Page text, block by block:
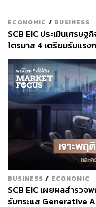
ประเทศที่กำลังพัฒนาด้ว
เข้าแก่สินค้า เพื่อให้เสีย
สินค้าจากประเทศพัฒนา
จะเป็นผู้ให้แต่เพียงฝ่ายเ
(Unilateral) ซึ่งไทยเราไ
เช่น สหรัฐอเมริกา, แคน
แลนด์, นอร์เวย์, ตุรกี แ
สหรัฐอเมริกานั้น ที่ผ่านม
แก่ประเทศต่างๆ เนื่อง
แต่เมื่อประเทศที่ถูกยกเ
หลักเกณฑ์จะได้สิทธิ
พิสูจน์อักษร: ลักษณ์นารา
TAGS: สิทธิพิเศษภาษีศุลก
ECONOMIC / BUSINESS
SCB EIC ประเมินเศรษ
ไตรมาส 4 เตรียมรับแร
กำแพงภาษีสหรัฐฯ ระลอ
BUSINESS / ECONOMIC
SCB EIC เผยผลสำรว
รับกระแส Generative